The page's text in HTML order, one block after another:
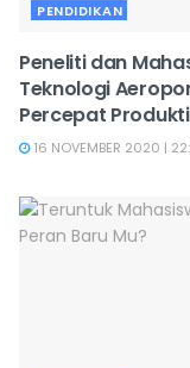
PENDIDIKAN
Peneliti dan
Teknologi
Percepat
16 NOVEMBER 2020 |